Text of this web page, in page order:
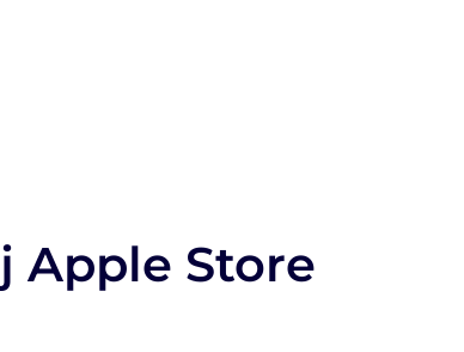
Apple Store